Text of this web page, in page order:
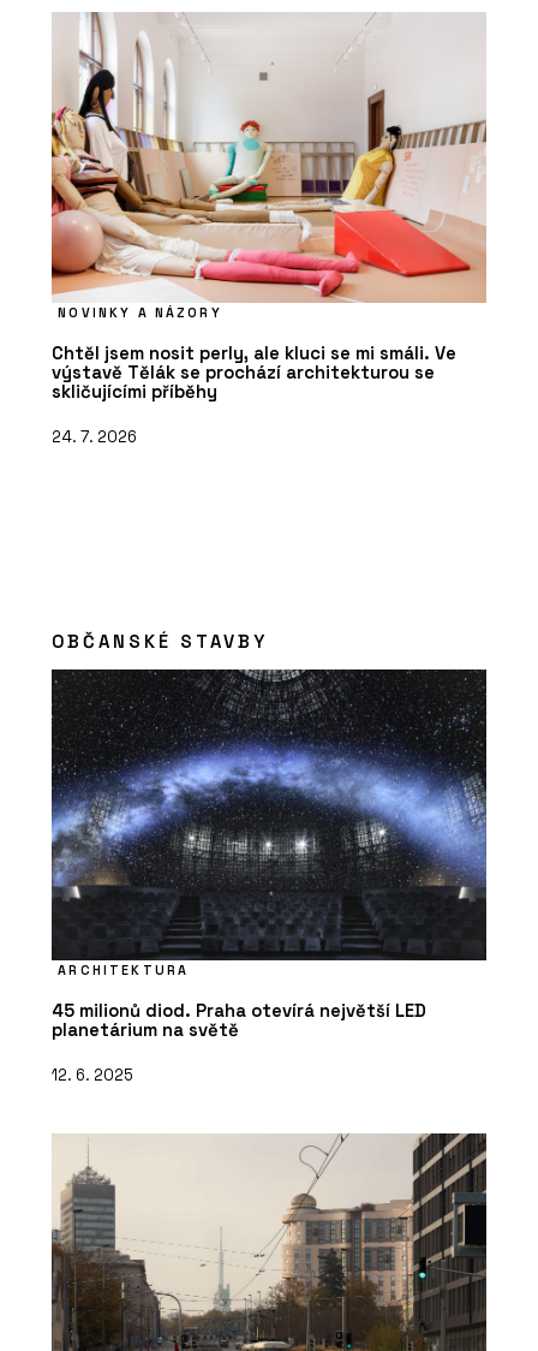
NOVINKY A NÁZORY
Chtěl jsem nosit perly, ale kluci se mi smáli. Ve
výstavě Tělák se prochází architekturou se
skličujícími příběhy
24. 7. 2026
OBČANSKÉ STAVBY
ARCHITEKTURA
45 milionů diod. Praha otevírá největší LED
planetárium na světě
12. 6. 2025